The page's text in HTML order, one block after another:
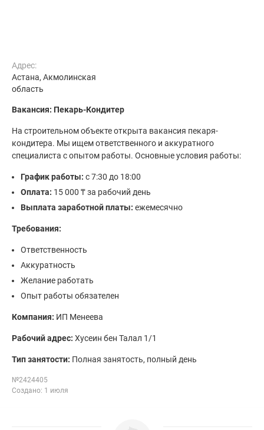
Адрес:
Астана, Акмолинская
область
Вакансия: Пекарь-Кондитер
На строительном объекте открыта вакансия пекаря-
кондитера. Мы ищем ответственного и аккуратного
специалиста с опытом работы. Основные условия работы:
График работы: с 7:30 до 18:00
Оплата: 15 000 ₸ за рабочий день
Выплата заработной платы: ежемесячно
Требования:
Ответственность
Аккуратность
Желание работать
Опыт работы обязателен
Компания: ИП Менеева
Рабочий адрес: Хусеин бен Талал 1/1
Тип занятости: Полная занятость, полный день
№2424405
Создано: 1 июля